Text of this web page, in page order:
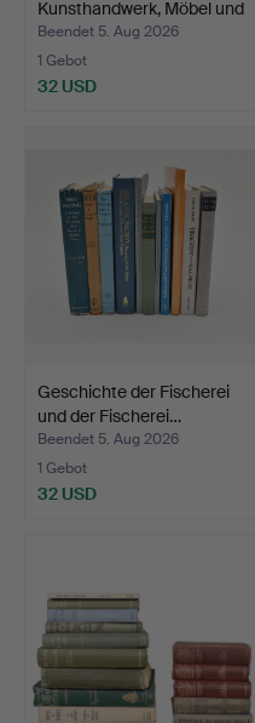
Kunsthandwerk, Möbel und
Häuse…
Beendet 5. Aug 2026
1 Gebot
32 USD
Geschichte der Fischerei
und der Fischerei…
Beendet 5. Aug 2026
1 Gebot
32 USD